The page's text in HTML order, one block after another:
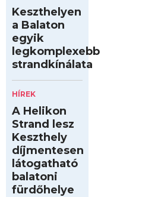
Keszthelyen
a Balaton
egyik
legkomplexebb
strandkínálata
HÍREK
A Helikon
Strand lesz
Keszthely
díjmentesen
látogatható
balatoni
fürdőhelye